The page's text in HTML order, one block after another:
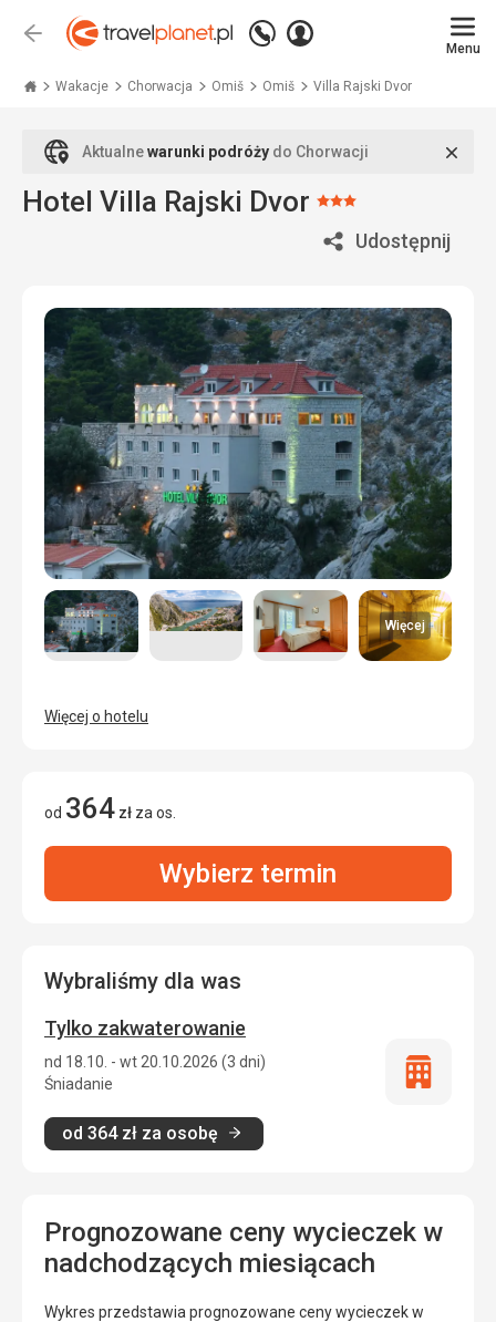
Wstecz
Zadzwoń
+48
771
Zaloguj
Menu
Wakacje Chorwacja Omiš Omiš Villa Rajski Dvor
Aktualnewarunki podróży do Chorwacji
Hotel Villa Rajski Dvor Ocena:
3/5Udostępnij
Więcej
Więcej o hotelu
od 364 zł za os.
Wybierz termin
Wybraliśmy dla was
Tylko zakwaterowanie
nd 18.10. - wt 20.10.2026 (3 dni)
Śniadanie
od 364zł za osobę
Tylko
Prognozowane ceny wycieczek w
nadchodzących miesiącach
Wykres przedstawia prognozowane ceny wycieczek w